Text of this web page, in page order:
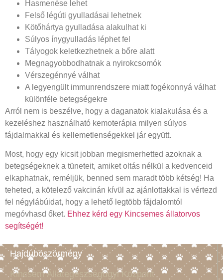
Hasmenése lehet
Felső légúti gyulladásai lehetnek
Kötőhártya gyulladása alakulhat ki
Súlyos ínygyulladás léphet fel
Tályogok keletkezhetnek a bőre alatt
Megnagyobbodhatnak a nyirokcsomók
Vérszegénnyé válhat
A legyengült immunrendszere miatt fogékonnyá válhat
különféle betegségekre
Arról nem is beszélve, hogy a daganatok kialakulása és a
kezeléshez használható kemoterápia milyen súlyos
fájdalmakkal és kellemetlenségekkel jár együtt.
Most, hogy egy kicsit jobban megismerhetted azoknak a
betegségeknek a tüneteit, amiket oltás nélkül a kedvenceid
elkaphatnak, reméljük, benned sem maradt több kétség! Ha
teheted, a kötelező vakcinán kívül az ajánlottakkal is vértezd
fel négylábúidat, hogy a lehető legtöbb fájdalomtól
megóvhasd őket. Ehhez kérd egy Kincsemes állatorvos
segítségét!
Hajdúböszörmény
Kincsem Állategészségügyi Központ